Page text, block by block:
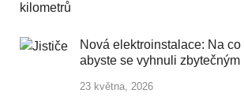
Nová elektroinstalace: Na
abyste se vyhnuli
23 května, 2026